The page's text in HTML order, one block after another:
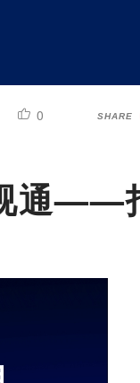
0 SHARE
通——